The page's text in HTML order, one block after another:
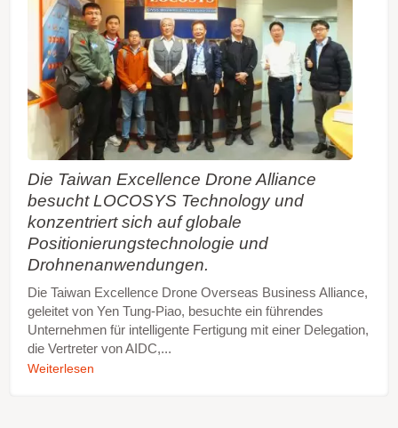
Die Taiwan Excellence Drone Alliance
besucht LOCOSYS Technology und
konzentriert sich auf globale
Positionierungstechnologie und
Drohnenanwendungen.
Die Taiwan Excellence Drone Overseas Business Alliance,
geleitet von Yen Tung-Piao, besuchte ein führendes
Unternehmen für intelligente Fertigung mit einer Delegation,
die Vertreter von AIDC,...
Weiterlesen